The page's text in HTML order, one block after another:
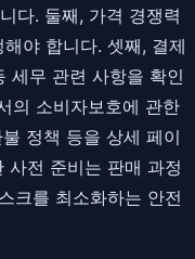
다. 둘째, 가격 경쟁력
야 합니다. 셋째, 결제
세무 관련 사항을 확인
의 소비자보호에 관한
정책 등을 상세 페이
사전 준비는 판매 과정
크를 최소화하는 안전